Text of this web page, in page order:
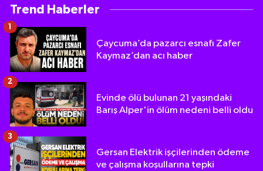
Trend Haberler
Çaycuma’da pazarcı esnafı Zafer
Kaymaz’dan acı haber
1
Evinde ölü bulunan 21 yaşındaki
Barış Alper'in ölüm nedeni belli oldu
2
Gersan Elektrik işçilerinden ödeme
ve çalışma koşullarına tepki
3